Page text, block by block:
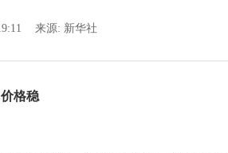
来源: 新华社
格稳